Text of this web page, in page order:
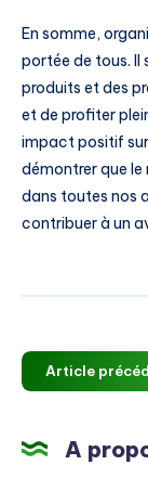
En somme,
portée de tous. Il
produits et des
et de profiter
impact positif sur
démontrer que le
dans toutes nos
contribuer à un
Article
A